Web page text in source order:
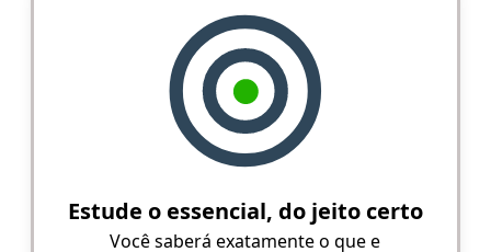
Estude o essencial, do jeito certo
Você saberá exatamente o que e